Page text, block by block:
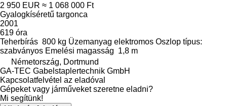
2 950 EUR ≈ 1 068 000 Ft
Gyalogkíséretű targonca
2001
619 óra
Teherbírás 800 kg Üzemanyag elektromos Oszlop típus:
szabványos Emelési magasság 1,8 m
Németország, Dortmund
GA-TEC Gabelstaplertechnik GmbH
Kapcsolatfelvétel az eladóval
Gépeket vagy járműveket szeretne eladni?
Mi segítünk!